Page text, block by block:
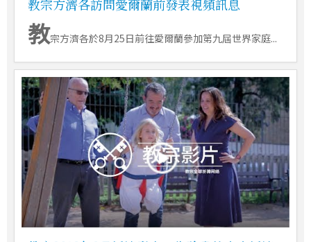
教宗方濟各訪問愛爾蘭前發表視頻訊息
教宗方濟各於8月25日前往愛爾蘭參加第九屆世界家庭...